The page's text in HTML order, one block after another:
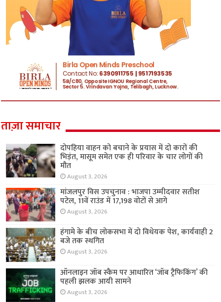
ताज़ा समाचार
दोपहिया वाहन को बचाने के प्रयास में दो कारों की
भिड़ंत, मासूम समेत एक ही परिवार के चार लोगों की
मौत
August 3, 2026
मांजलपुर विस उपचुनाव : भाजपा उम्मीदवार सतीश
पटेल, 11वें राउंड में 17,198 वोटों से आगे
August 3, 2026
हंगामे के बीच लोकसभा में दो विधेयक पेश, कार्यवाही 2
बजे तक स्थगित
August 3, 2026
ऑनलाइन जॉब स्कैम पर आधारित ‘जॉब ट्रैफिकिंग’ की
पहली झलक आयी सामने
August 3, 2026